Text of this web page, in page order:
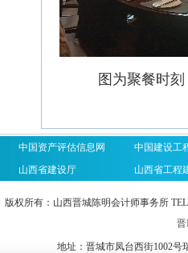
图为聚餐时刻
中国资产评估信息网
中国建设工
山西省建设厅 山西省工程
版权所有：山西晋城陈明会计师事务所 TEL
晋
地址：晋城市凤台西街1002